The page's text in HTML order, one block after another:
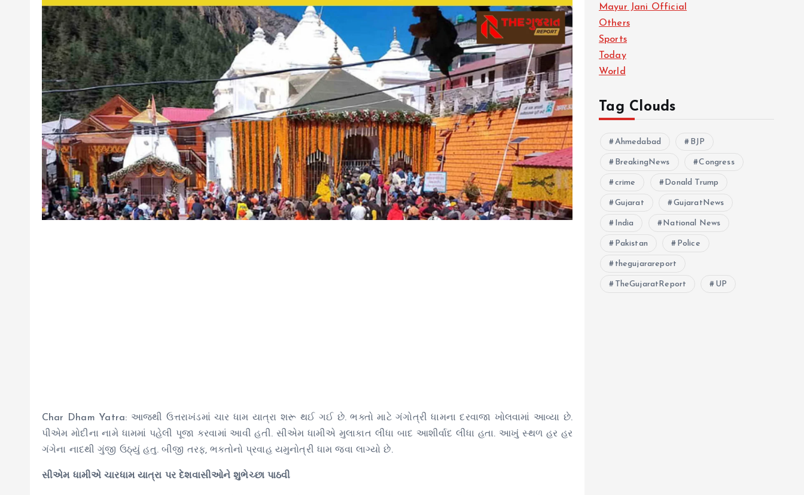
Char Dham Yatra: આજથી ઉત્તરાખંડમાં ચાર ધામ યાત્રા શરૂ થઈ ગઈ છે. ભક્તો માટે ગંગોત્રી ધામના દરવાજા ખોલવામાં આવ્યા છે.
પીએમ મોદીના નામે ધામમાં પહેલી પૂજા કરવામાં આવી હતી. સીએમ ધામીએ મુલાકાત લીધા બાદ આશીર્વાદ લીધા હતા. આખું સ્થળ હર હર
ગંગેના નાદથી ગુંજી ઉઠ્યું હતુ. બીજી તરફ, ભક્તોનો પ્રવાહ યમુનોત્રી ધામ જવા લાગ્યો છે.
સીએમ ધામીએ ચારધામ યાત્રા પર દેશવાસીઓને શુભેચ્છા પાઠવી
Mayur Jani Official
Others
Sports
Today
World
Tag Clouds
Ahmedabad BJP
BreakingNews Congress
crime Donald Trump
Gujarat GujaratNews
India National News
Pakistan Police
thegujarareport
TheGujaratReport UP